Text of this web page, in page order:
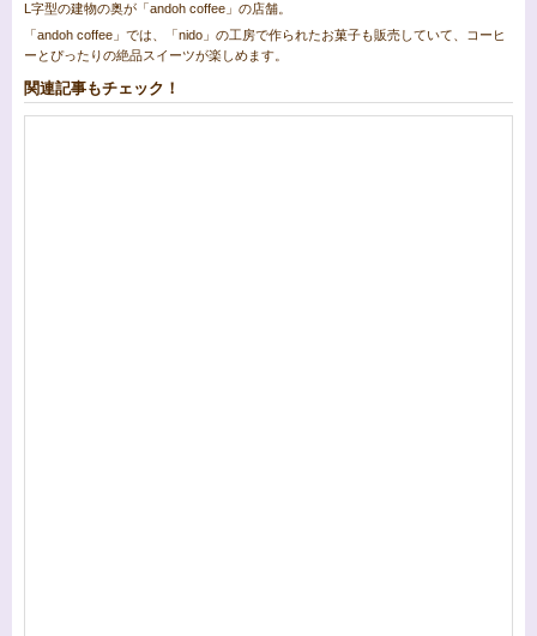
L字型の建物の奥が「andoh coffee」の店舗。
「andoh coffee」では、「nido」の工房で作られたお菓子も販売していて、コーヒ
ーとぴったりの絶品スイーツが楽しめます。
関連記事もチェック！